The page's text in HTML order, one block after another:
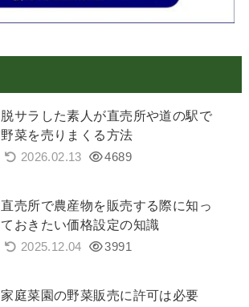
脱サラした素人が直売所や道の駅で
野菜を売りまくる方法
2026.02.13 4689
直売所で農産物を販売する際に知っ
ておきたい価格設定の知識
2025.12.04 3991
家庭菜園の野菜販売に許可は必要